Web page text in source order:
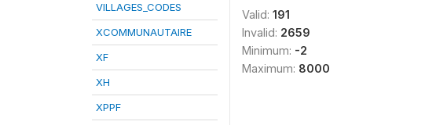
VILLAGES_CODES
XCOMMUNAUTAIRE
XF
XH
XPPF
Valid: 191
Invalid: 2659
Minimum: -2
Maximum: 8000